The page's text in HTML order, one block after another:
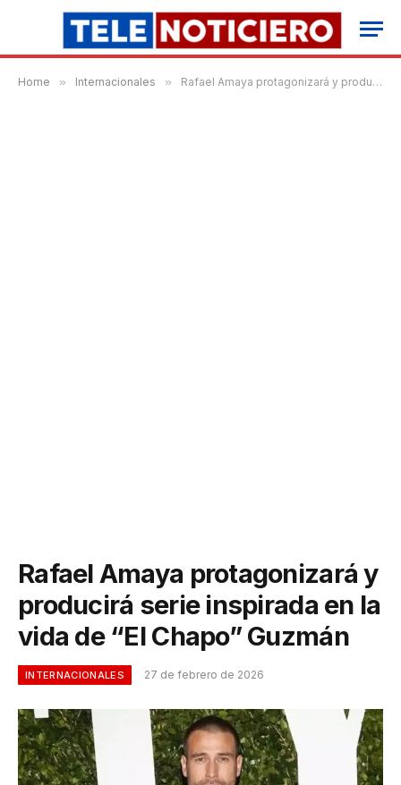
Home » Internacionales » Rafael Amaya protagonizará y producirá serie inspirada en la vida de “El Chapo” Guzmán
Rafael Amaya protagonizará y
producirá serie inspirada en la
vida de “El Chapo” Guzmán
INTERNACIONALES 27 de febrero de 2026